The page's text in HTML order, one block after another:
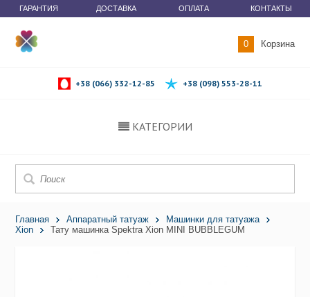
ГАРАНТИЯ ДОСТАВКА ОПЛАТА КОНТАКТЫ
0 Корзина
+38 (066) 332-12-85 +38 (098) 553-28-11
КАТЕГОРИИ
Главная Аппаратный татуаж
Машинки для татуажа
Xion
Тату машинка Spektra Xion MINI BUBBLEGUM